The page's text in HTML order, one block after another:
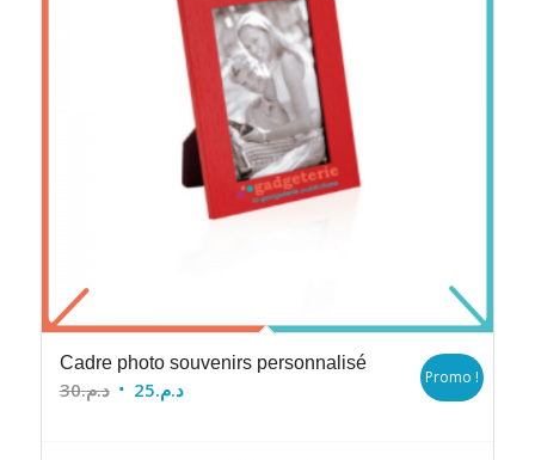
Cadre photo souvenirs personnalisé
د.م.30
Le
د.م.25
Le
Promo !